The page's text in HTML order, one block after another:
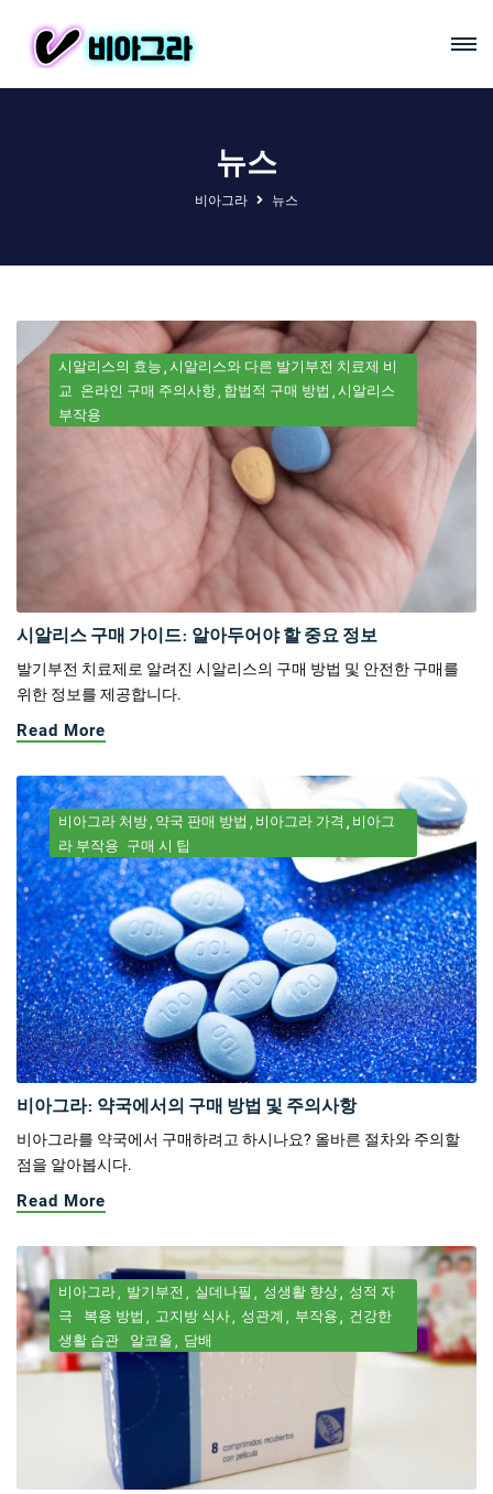
뉴스
비아그라 뉴스
시알리스의 효능 시알리스와 다른 발기부전 치료제 비
교 온라인 구매 주의사항 합법적 구매 방법 시알리스
부작용
시알리스 구매 가이드: 알아두어야 할 중요 정보
발기부전 치료제로 알려진 시알리스의 구매 방법 및 안전한 구매를
위한 정보를 제공합니다.
Read More
비아그라 처방 약국 판매 방법 비아그라 가격
비아그
라 부작용 구매 시 팁
비아그라: 약국에서의 구매 방법 및 주의사항
비아그라를 약국에서 구매하려고 하시나요? 올바른 절차와 주의할
점을 알아봅시다.
Read More
비아그라 발기부전 실데나필 성생활 향상
성적 자
극
복용 방법 고지방 식사 성관계 부작용
건강한
생활 습관
알코올 담배